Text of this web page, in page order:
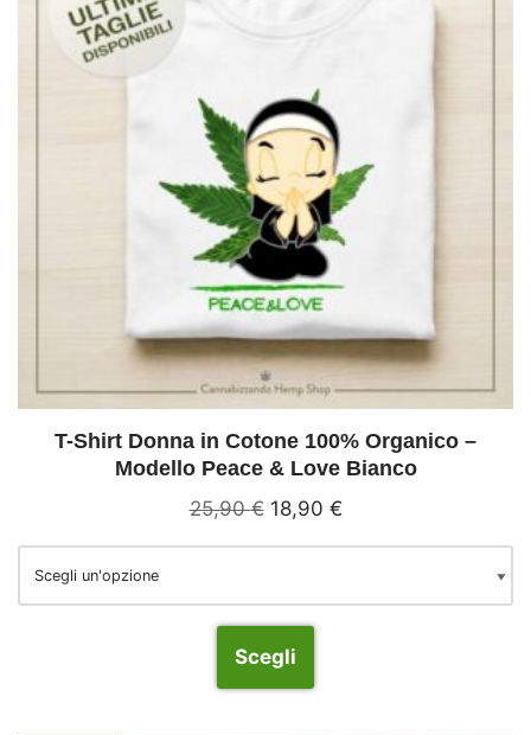
T-Shirt Donna in Cotone 100% Organico –
Modello Peace & Love Bianco
25,90€ 18,90 €
Scegli